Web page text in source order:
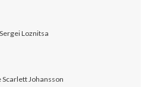
Loznitsa
Scarlett Johansson